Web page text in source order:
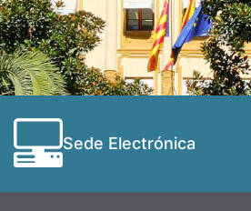
Sede Electrónica